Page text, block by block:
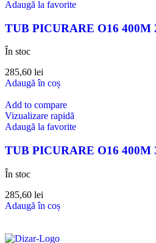
Adaugă la favorite
TUB PICURARE O16 400M
În stoc
285,60 lei
Adaugă în coș
Add to compare
Vizualizare rapidă
Adaugă la favorite
TUB PICURARE O16 400M
În stoc
285,60 lei
Adaugă în coș